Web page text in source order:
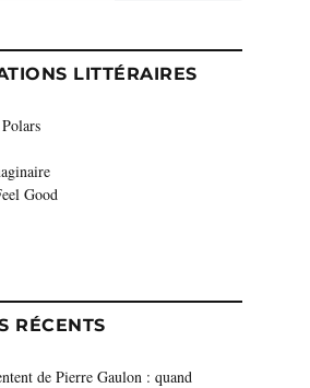
LITTÉRAIRES
Good
RÉCENTS
de Pierre Gaulon : quand